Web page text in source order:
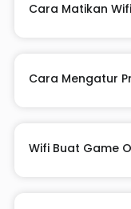
Cara Matikan
Cara Mengatur
Wifi Buat Game